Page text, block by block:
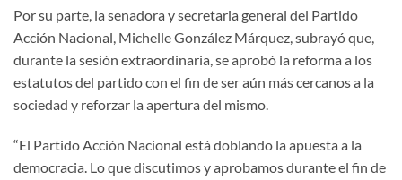
Por su parte, la senadora y secretaria general del Partido
Acción Nacional, Michelle González Márquez, subrayó que,
durante la sesión extraordinaria, se aprobó la reforma a los
estatutos del partido con el fin de ser aún más cercanos a la
sociedad y reforzar la apertura del mismo.
“El Partido Acción Nacional está doblando la apuesta a la
democracia. Lo que discutimos y aprobamos durante el fin de